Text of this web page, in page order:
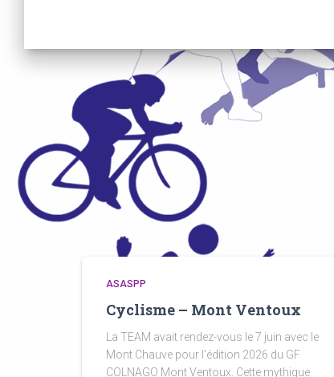
ASASPP
Cyclisme – Mont Ventoux
La TEAM avait rendez-vous le 7 juin avec le
Mont Chauve pour l’édition 2026 du GF
COLNAGO Mont Ventoux. Cette mythique